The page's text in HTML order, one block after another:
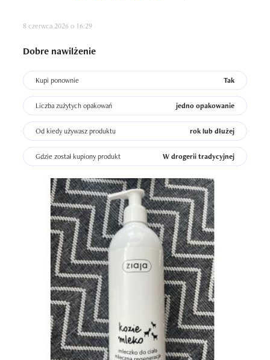
8 czerwca 2026 o 16:29
Dobre nawilżenie
Kupi ponownie Tak
Liczba zużytych opakowań jedno opakowanie
Od kiedy używasz produktu rok lub dłużej
Gdzie został kupiony produkt W drogerii tradycyjnej